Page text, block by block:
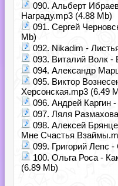
090. Альберт
Награду.mp3 (4.88 Mb)
091. Сергей
Mb)
092. Nikadim -
093. Виталий Волк
094. Александр
095. Виктор
Херсонская.mp3 (6.49
096. Андрей Каргин
097. Ляля
098. Алексей
Мне Счастья
099. Григорий Лепс
100. Ольга Роса -
(6.89 Mb)